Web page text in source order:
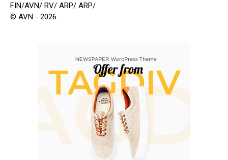
FIN/AVN/ RV/ ARP/ ARP/
© AVN - 2026